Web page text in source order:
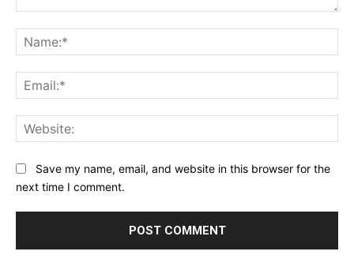
Save my name, email, and website in this browser for the
next time I comment.